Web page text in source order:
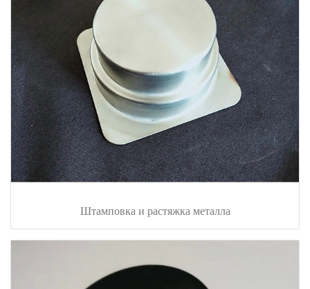
Штамповка и растяжка металла